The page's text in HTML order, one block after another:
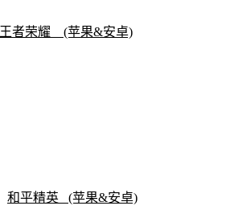
王者荣耀 (苹果&安卓)
和平精英 (苹果&安卓)